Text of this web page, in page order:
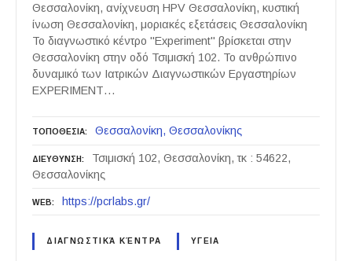
Θεσσαλονίκη, ανίχνευση HPV Θεσσαλονίκη, κυστική
ίνωση Θεσσαλονίκη, μοριακές εξετάσεις Θεσσαλονίκη
Το διαγνωστικό κέντρο "Experiment" βρίσκεται στην
Θεσσαλονίκη στην οδό Τσιμισκή 102. Το ανθρώπινο
δυναμικό των Ιατρικών Διαγνωστικών Εργαστηρίων
EXPERIMENT…
ΤΟΠΟΘΕΣΙΑ Θεσσαλονίκη Θεσσαλονίκης
ΔΙΕΥΘΥΝΣΗ
Τσιμισκή 102, Θεσσαλονίκη, τκ : 54622,
Θεσσαλονίκης
WEB https://pcrlabs.gr/
ΔΙΑΓΝΩΣΤΙΚΆ ΚΈΝΤΡΑ ΥΓΕΙΑ